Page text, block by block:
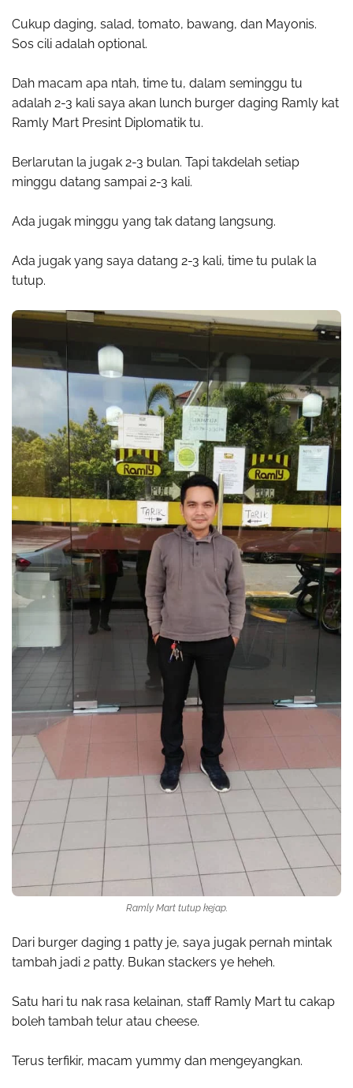
Cukup daging, salad, tomato, bawang, dan Mayonis.
Sos cili adalah optional.
Dah macam apa ntah, time tu, dalam seminggu tu
adalah 2-3 kali saya akan lunch burger daging Ramly kat
Ramly Mart Presint Diplomatik tu.
Berlarutan la jugak 2-3 bulan. Tapi takdelah setiap
minggu datang sampai 2-3 kali.
Ada jugak minggu yang tak datang langsung.
Ada jugak yang saya datang 2-3 kali, time tu pulak la
tutup.
Ramly Mart tutup kejap.
Dari burger daging 1 patty je, saya jugak pernah mintak
tambah jadi 2 patty. Bukan stackers ye heheh.
Satu hari tu nak rasa kelainan, staff Ramly Mart tu cakap
boleh tambah telur atau cheese.
Terus terfikir, macam yummy dan mengeyangkan.